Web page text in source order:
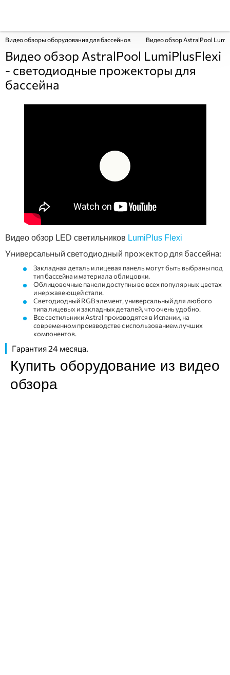
Видео обзоры оборудования для бассейнов Видео обзор AstralPool
Видео обзор AstralPool LumiPlusFlexi
- светодиодные прожекторы для
бассейна
Видео обзор LED светильников LumiPlus Flexi
Универсальный светодиодный прожектор для бассейна:
Закладная деталь и лицевая панель могут быть выбраны под
тип бассейна и материала облицовки.
Облицовочные панели доступны во всех популярных цветах
и ​​нержавеющей стали.
Светодиодный RGB элемент, универсальный для любого
типа лицевых и закладных деталей, что очень удобно.
Все светильники Astral производятся в Испании, на
современном производстве с использованием лучших
компонентов.
Гарантия 24 месяца.
Купить оборудование из видео
обзора